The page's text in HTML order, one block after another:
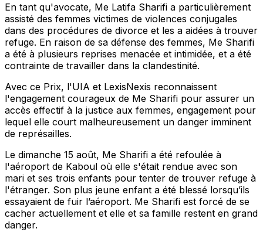
En tant qu'avocate, Me Latifa Sharifi a particulièrement
assisté des femmes victimes de violences conjugales
dans des procédures de divorce et les a aidées à trouver
refuge. En raison de sa défense des femmes, Me Sharifi
a été à plusieurs reprises menacée et intimidée, et a été
contrainte de travailler dans la clandestinité.
Avec ce Prix, l'UIA et LexisNexis reconnaissent
l'engagement courageux de Me Sharifi pour assurer un
accès effectif à la justice aux femmes, engagement pour
lequel elle court malheureusement un danger imminent
de représailles.
Le dimanche 15 août, Me Sharifi a été refoulée à
l'aéroport de Kaboul où elle s'était rendue avec son
mari et ses trois enfants pour tenter de trouver refuge à
l'étranger. Son plus jeune enfant a été blessé lorsqu’ils
essayaient de fuir l’aéroport. Me Sharifi est forcé de se
cacher actuellement et elle et sa famille restent en grand
danger.